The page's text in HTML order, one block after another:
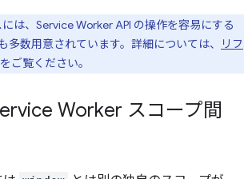
は、Service Worker API の操作を容易にする
多数用意されています。詳細については、
リフ
をご覧ください。
Worker スコープ間